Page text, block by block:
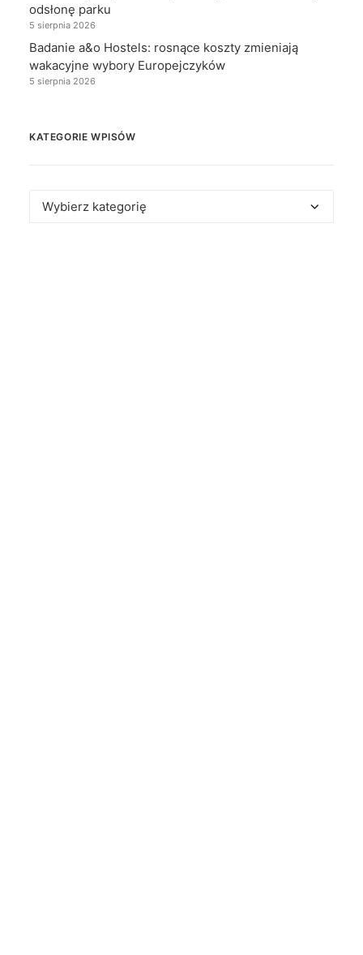
odsłonę parku
5 sierpnia 2026
Badanie a&o Hostels: rosnące koszty zmieniają
wakacyjne wybory Europejczyków
5 sierpnia 2026
KATEGORIE WPISÓW
Kategorie